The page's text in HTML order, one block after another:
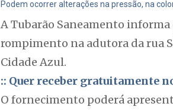
Podem ocorrer alterações na pressão, na
A Tubarão Saneamento
rompimento na adutora da rua
Cidade Azul.
:: Quer receber gratuitamente
O fornecimento poderá